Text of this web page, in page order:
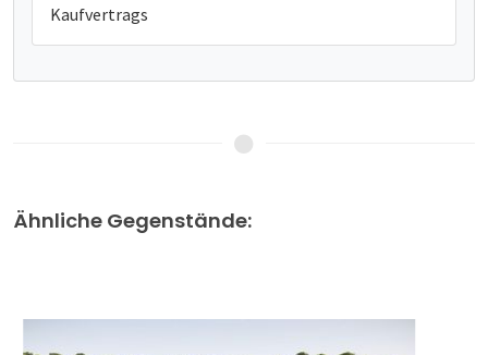
Kaufvertrags
Ähnliche Gegenstände: